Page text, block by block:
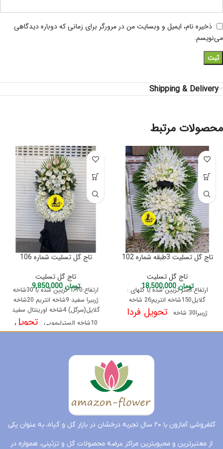
ذخیره نام، ایمیل و وبسایت من در مرورگر برای زمانی که دوباره دیدگاهی
می‌نویسم.
Shipping & Delivery
محصولات مرتبط
تاج گل تسلیت 3طبقه شماره 102
تاج گل تسلیت
تومان18,500,000
ارتفاع:3متر تزیین شده با گلهای :
گلایل150شاخه انتریم26 شاخه
ژربیرا30 شاخه
تحویل فردا
تاج گل تسلیت شماره 106
تاج گل تسلیت
تومان9,850,000
ارتفاع:1/70 تزیین شده با 30شاخه
ژربیرا سفید 9شاخه انتریم 20شاخه
گلایل(سرگل) 4شاخه اورینتال سفید
10شاخه السترلیمویی
تحویل
فردا
گلفروشی آمازون با ۲۰ سال تجربه درخشان در بازار گل و گیاه، به عنوان یکی
از معتبرترین و محبوبترین مراکز عرضه محصولات گل و تزئینی، همواره در